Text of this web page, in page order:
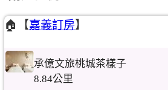
🏠【嘉義訂房】
承億文旅桃城茶樣子
8.84公里